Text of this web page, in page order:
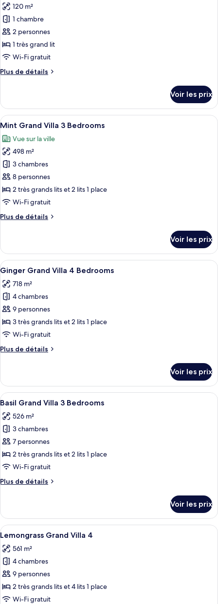
Villa
Twin
photos
pour
ce
type
de
chambre :
Tree
120 m²
1 chambre
2 personnes
1 très grand lit
Wi-Fi gratuit
Plus de détails
Plus
le
type
de
Tree
Villa
Voir les prix
Afficher
toutes
les
photos
pour
ce
type
de
chambre :
Mint
3
Bedrooms
Un salon spacieux doté d’un grand
6
Mint Grand Villa 3 Bedrooms
Vue sur la ville
498 m²
3 chambres
8 personnes
2 très grands lits et 2 lits 1 place
Wi-Fi gratuit
Plus de détails
Plus
le
type
de
chambre
Mint
Grand
3
Bedrooms
Voir les prix
Afficher
toutes
les
photos
pour
ce
type
chambre :
Villa
4
Bedrooms
Une piscine entourée d’une
12
Ginger Grand Villa 4 Bedrooms
718 m²
4 chambres
9 personnes
3 très grands lits et 2 lits 1 place
Wi-Fi gratuit
Plus de détails
Plus
le
type
de
Ginger
Grand
4
Bedrooms
Voir les prix
Afficher
toutes
les
photos
pour
ce
type
chambre :
Villa
3
Bedrooms
Une chambre d’hôtel moderne
7
Basil Grand Villa 3 Bedrooms
526 m²
3 chambres
7 personnes
2 très grands lits et 2 lits 1 place
Wi-Fi gratuit
Plus de détails
Plus
le
type
de
chambre
Basil
Grand
3
Bedrooms
Voir les prix
Afficher
toutes
les
photos
pour
ce
type
Une chambre avec un grand lit, une
9
Lemongrass Grand Villa 4
561 m²
4 chambres
9 personnes
2 très grands lits et 4 lits 1 place
Wi-Fi gratuit